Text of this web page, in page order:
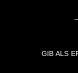
GIB ALS